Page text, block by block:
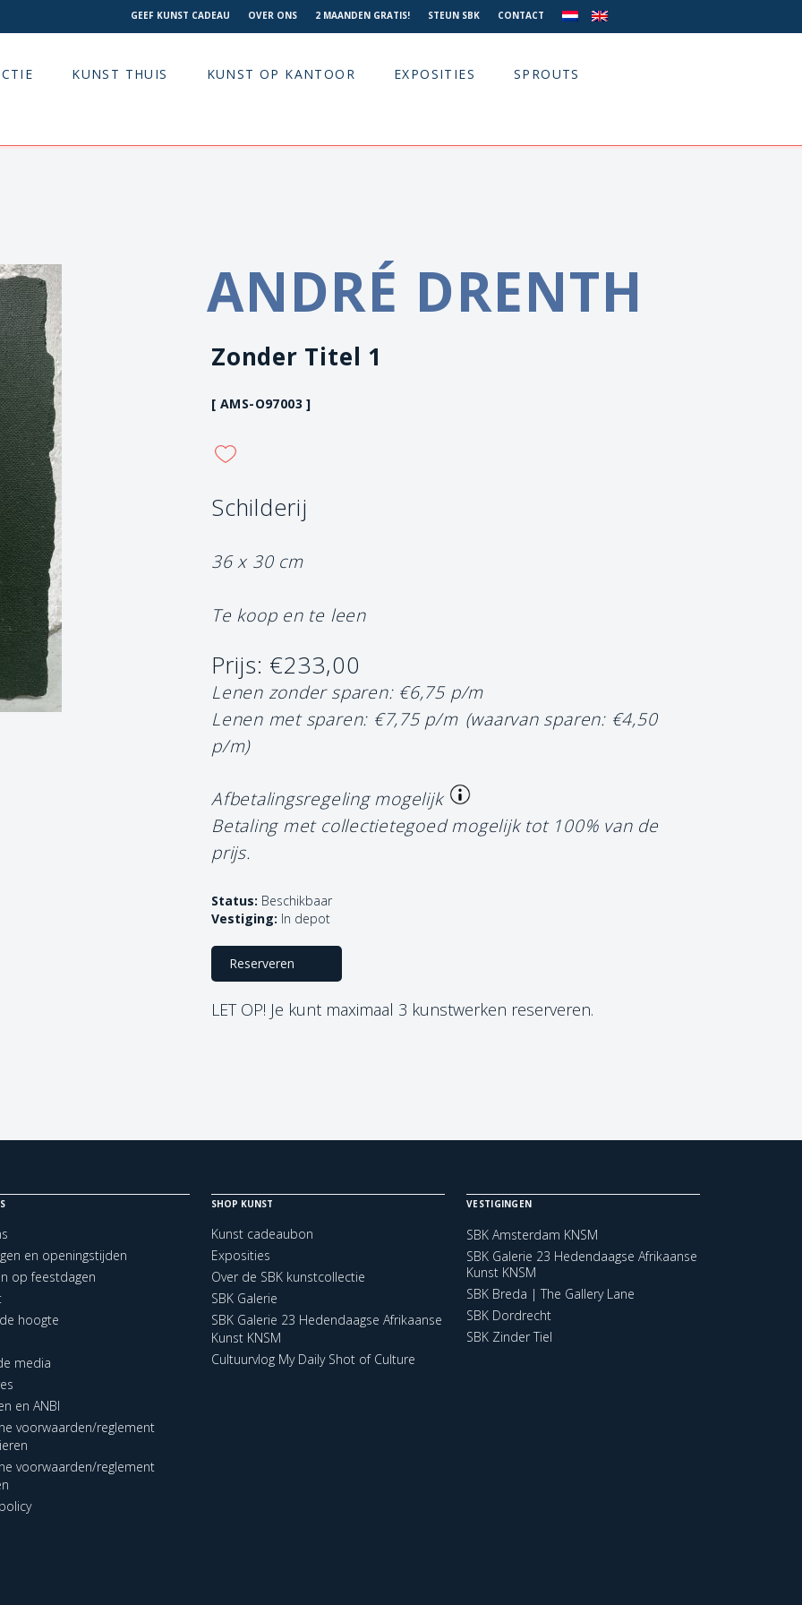
GEEF KUNST CADEAU OVER ONS 2 MAANDEN GRATIS! STEUN SBK CONTACT
KUNST THUIS KUNST OP KANTOOR EXPOSITIES SPROUTS
ANDRÉ DRENTH
Zonder Titel 1
[ AMS-O97003 ]
Schilderij
36 x 30 cm
Te koop en te leen
Prijs: €233,00
Lenen zonder sparen: €6,75 p/m
Lenen met sparen: €7,75 p/m (waarvan sparen: €4,50
p/m)
Afbetalingsregeling mogelijk
Betaling met collectietegoed mogelijk tot 100% van de
prijs.
Status: Beschikbaar
Vestiging: In depot
Reserveren
LET OP! Je kunt maximaal 3 kunstwerken reserveren.
en openingstijden
op feestdagen
hoogte
media
en ANBI
voorwaarden/reglement
voorwaarden/reglement
SHOP KUNST
Kunst cadeaubon
Exposities
Over de SBK kunstcollectie
SBK Galerie
SBK Galerie 23 Hedendaagse Afrikaanse
Kunst KNSM
Cultuurvlog My Daily Shot of Culture
VESTIGINGEN
SBK Amsterdam KNSM
SBK Galerie 23 Hedendaagse Afrikaanse
Kunst KNSM
SBK Breda | The Gallery Lane
SBK Dordrecht
SBK Zinder Tiel